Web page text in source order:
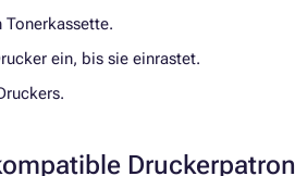
Tonerkassette.
ein, bis sie einrastet.